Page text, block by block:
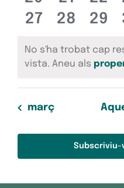
0
27
0
28
0
29
Avís
No s'ha trobat cap
vista. Aneu als
març
Subscriviu-